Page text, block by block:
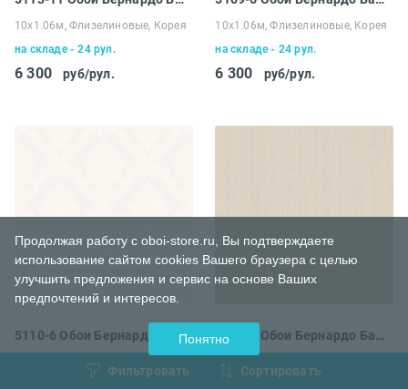
10х1.06м, Флизелиновые, Корея
на складе - 24 рул.
6 300 руб/рул.
10х1.06м, Флизелиновые, Корея
на складе - 24 рул.
6 300 руб/рул.
5110-6 Обои Бернардо Барталуччи Абрузо
10х1.06м, Флизелиновые, Корея
5113-5 Обои Бернардо Барталуччи Абрузо
10х1.06м, Флизелиновые, Корея
Фильтровать Сортировать
Продолжая работу с oboi-store.ru, Вы подтверждаете
использование сайтом cookies Вашего браузера с целью
улучшить предложения и сервис на основе Ваших
предпочтений и интересов.
Понятно